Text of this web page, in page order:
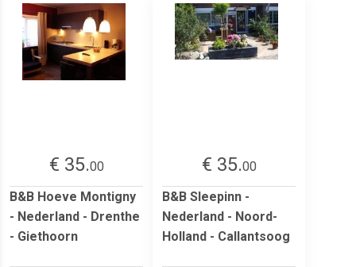
€ 35.00
B&B Hoeve Montigny
- Nederland - Drenthe
- Giethoorn
€ 35.00
B&B Sleepinn -
Nederland - Noord-
Holland - Callantsoog